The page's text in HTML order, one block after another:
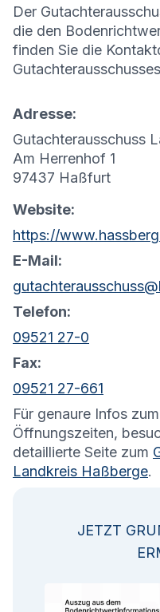
Der
die den
finden Sie die
Adresse:
Gutachterausschuss
Am Herrenhof 1
97437 Haßfurt
Website:
E-Mail:
Telefon:
09521 27-0
Fax:
09521 27-661
Für genaure Infos
Öffnungszeiten,
detaillierte Seite zum
Landkreis Haßberge.
JETZT